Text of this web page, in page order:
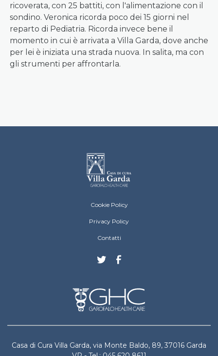
ricoverata, con 25 battiti, con l'alimentazione con il
sondino. Veronica ricorda poco dei 15 giorni nel
reparto di Pediatria. Ricorda invece bene il
momento in cui è arrivata a Villa Garda, dove anche
per lei è iniziata una strada nuova. In salita, ma con
gli strumenti per affrontarla.
Villa Garda Footer menu
Cookie Policy
Privacy Policy
Contatti
Casa di Cura Villa Garda, via Monte Baldo, 89, 37016 Garda